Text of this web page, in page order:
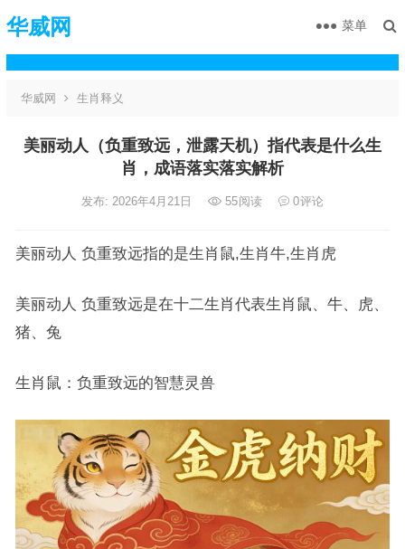
华威网 菜单
华威网 生肖释义
美丽动人（负重致远，泄露天机）指代表是什么生
肖，成语落实落实解析
发布: 2026年4月21日 55阅读 0评论
美丽动人 负重致远指的是生肖鼠,生肖牛,生肖虎
美丽动人 负重致远是在十二生肖代表生肖鼠、牛、虎、
猪、兔
生肖鼠：负重致远的智慧灵兽